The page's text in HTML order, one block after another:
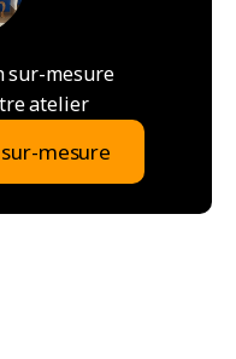
sur-mesure
atelier
mesure